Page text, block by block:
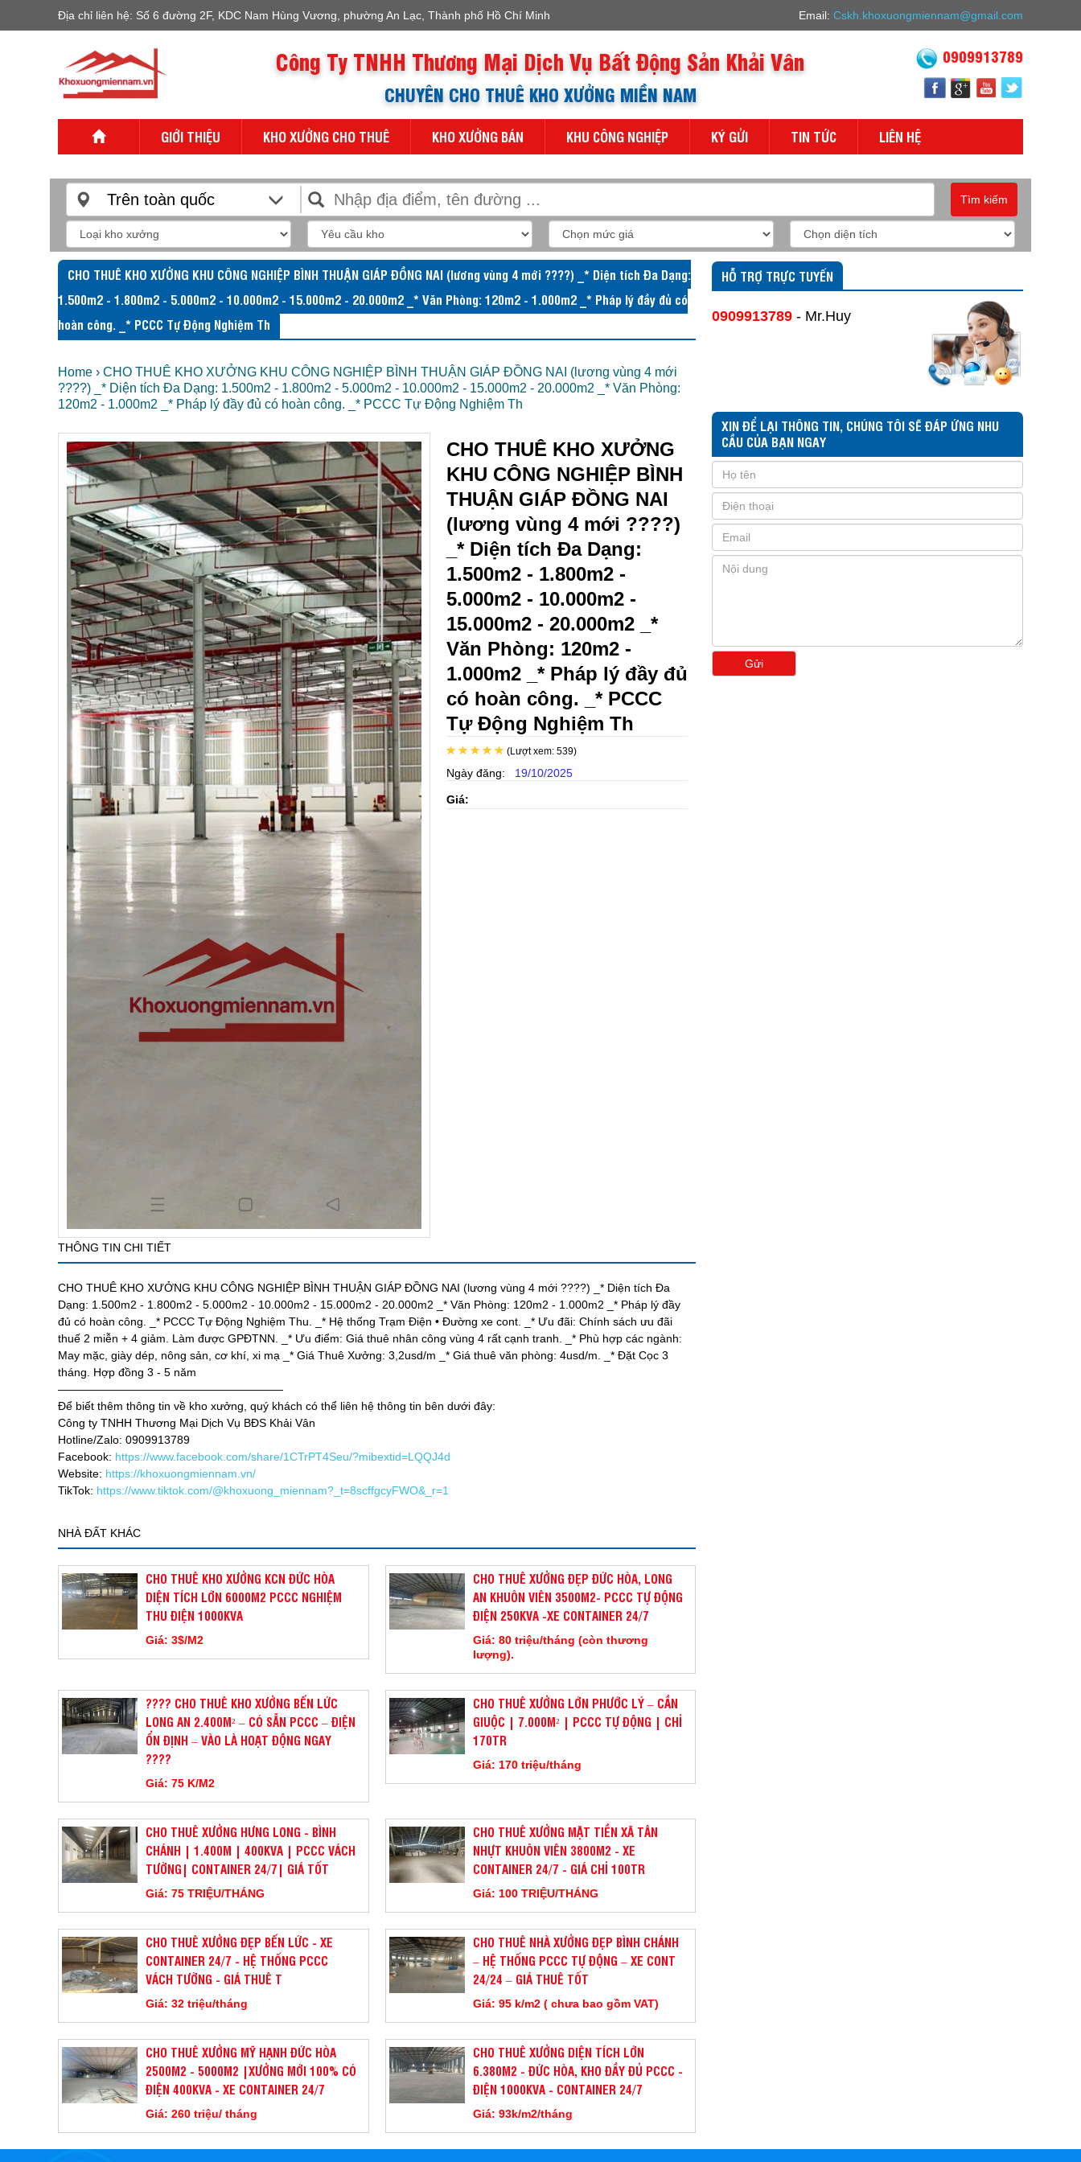
Địa chỉ liên hệ: Số 6 đường 2F, KDC Nam Hùng Vương, phường An Lạc, Thành phố Hồ Chí Minh Email: Cskh.khoxuongmiennam@gmail.com
Công Ty TNHH Thương Mại Dịch Vụ Bất Động Sản Khải Vân
CHUYÊN CHO THUÊ KHO XƯỞNG MIỀN NAM
0909913789
GIỚI THIỆU KHO XƯỞNG CHO THUÊ KHO XƯỞNG BÁN KHU CÔNG NGHIỆP KÝ GỬI TIN TỨC LIÊN HỆ
Trên toàn quốc Tìm kiếm
CHO THUÊ KHO XƯỞNG KHU CÔNG NGHIỆP BÌNH THUẬN GIÁP ĐỒNG NAI (lương vùng 4 mới ????) _* Diện tích Đa Dạng:
1.500m2 - 1.800m2 - 5.000m2 - 10.000m2 - 15.000m2 - 20.000m2 _* Văn Phòng: 120m2 - 1.000m2 _* Pháp lý đầy đủ có
hoàn công. _* PCCC Tự Động Nghiệm Th
Home › CHO THUÊ KHO XƯỞNG KHU CÔNG NGHIỆP BÌNH THUẬN GIÁP ĐỒNG NAI (lương vùng 4 mới
????) _* Diện tích Đa Dạng: 1.500m2 - 1.800m2 - 5.000m2 - 10.000m2 - 15.000m2 - 20.000m2 _* Văn Phòng:
120m2 - 1.000m2 _* Pháp lý đầy đủ có hoàn công. _* PCCC Tự Động Nghiệm Th
CHO THUÊ KHO XƯỞNG
KHU CÔNG NGHIỆP BÌNH
THUẬN GIÁP ĐỒNG NAI
(lương vùng 4 mới ????)
_* Diện tích Đa Dạng:
1.500m2 - 1.800m2 -
5.000m2 - 10.000m2 -
15.000m2 - 20.000m2 _*
Văn Phòng: 120m2 -
1.000m2 _* Pháp lý đầy đủ
có hoàn công. _* PCCC
Tự Động Nghiệm Th
(Lượt xem: 539)
Ngày đăng: 19/10/2025
Giá:
THÔNG TIN CHI TIẾT
CHO THUÊ KHO XƯỞNG KHU CÔNG NGHIỆP BÌNH THUẬN GIÁP ĐỒNG NAI (lương vùng 4 mới ????) _* Diện tích Đa
Dạng: 1.500m2 - 1.800m2 - 5.000m2 - 10.000m2 - 15.000m2 - 20.000m2 _* Văn Phòng: 120m2 - 1.000m2 _* Pháp lý đầy
đủ có hoàn công. _* PCCC Tự Động Nghiệm Thu. _* Hệ thống Trạm Điện • Đường xe cont. _* Ưu đãi: Chính sách ưu đãi
thuế 2 miễn + 4 giảm. Làm được GPĐTNN. _* Ưu điểm: Giá thuê nhân công vùng 4 rất cạnh tranh. _* Phù hợp các ngành:
May mặc, giày dép, nông sản, cơ khí, xi mạ _* Giá Thuê Xưởng: 3,2usd/m _* Giá thuê văn phòng: 4usd/m. _* Đặt Cọc 3
tháng. Hợp đồng 3 - 5 năm
————————————————————
Để biết thêm thông tin về kho xưởng, quý khách có thể liên hệ thông tin bên dưới đây:
Công ty TNHH Thương Mại Dịch Vụ BĐS Khải Vân
Hotline/Zalo: 0909913789
Facebook: https://www.facebook.com/share/1CTrPT4Seu/?mibextid=LQQJ4d
Website: https://khoxuongmiennam.vn/
TikTok: https://www.tiktok.com/@khoxuong_miennam?_t=8scffgcyFWO&_r=1
NHÀ ĐẤT KHÁC
CHO THUÊ KHO XƯỞNG KCN ĐỨC HÒA
DIỆN TÍCH LỚN 6000M2 PCCC NGHIỆM
THU ĐIỆN 1000KVA
Giá: 3$/M2
CHO THUÊ XƯỞNG ĐẸP ĐỨC HÒA, LONG
AN KHUÔN VIÊN 3500M2- PCCC TỰ ĐỘNG
ĐIỆN 250KVA -XE CONTAINER 24/7
Giá: 80 triệu/tháng (còn thương
lượng).
???? CHO THUÊ KHO XƯỞNG BẾN LỨC
LONG AN 2.400M² – CÓ SẴN PCCC – ĐIỆN
ỔN ĐỊNH – VÀO LÀ HOẠT ĐỘNG NGAY
????
Giá: 75 K/M2
CHO THUÊ XƯỞNG LỚN PHƯỚC LÝ – CẦN
GIUỘC | 7.000M² | PCCC TỰ ĐỘNG | CHỈ
170TR
Giá: 170 triệu/tháng
CHO THUÊ XƯỞNG HƯNG LONG - BÌNH
CHÁNH | 1.400M | 400KVA | PCCC VÁCH
TƯỜNG| CONTAINER 24/7| GIÁ TỐT
Giá: 75 TRIỆU/THÁNG
CHO THUÊ XƯỞNG MẶT TIỀN XÃ TÂN
NHỰT KHUÔN VIÊN 3800M2 - XE
CONTAINER 24/7 - GIÁ CHỈ 100TR
Giá: 100 TRIỆU/THÁNG
CHO THUÊ XƯỞNG ĐẸP BẾN LỨC - XE
CONTAINER 24/7 - HỆ THỐNG PCCC
VÁCH TƯỜNG - GIÁ THUÊ T
Giá: 32 triệu/tháng
CHO THUÊ NHÀ XƯỞNG ĐẸP BÌNH CHÁNH
– HỆ THỐNG PCCC TỰ ĐỘNG – XE CONT
24/24 – GIÁ THUÊ TỐT
Giá: 95 k/m2 ( chưa bao gồm VAT)
CHO THUÊ XƯỞNG MỸ HẠNH ĐỨC HÒA
2500M2 - 5000M2 |XƯỞNG MỚI 100% CÓ
ĐIỆN 400KVA - XE CONTAINER 24/7
Giá: 260 triệu/ tháng
CHO THUÊ XƯỞNG DIỆN TÍCH LỚN
6.380M2 - ĐỨC HÒA, KHO ĐẦY ĐỦ PCCC -
ĐIỆN 1000KVA - CONTAINER 24/7
Giá: 93k/m2/tháng
HỖ TRỢ TRỰC TUYẾN
0909913789 - Mr.Huy
XIN ĐỂ LẠI THÔNG TIN, CHÚNG TÔI SẼ ĐÁP ỨNG NHU
CẦU CỦA BẠN NGAY
Gửi